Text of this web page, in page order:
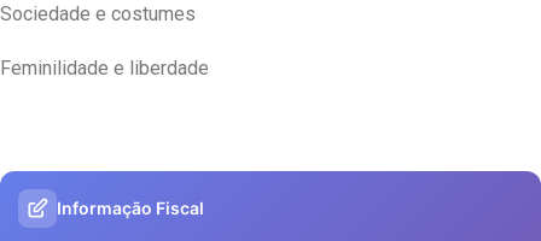
Sociedade e costumes
Feminilidade e liberdade
Informação Fiscal